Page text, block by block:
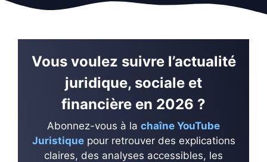
Vous voulez suivre l’actualité
juridique, sociale et
financière en 2026 ?
Abonnez-vous à la chaîne YouTube
Juristiquepour retrouver des explications
claires, des analyses accessibles, les